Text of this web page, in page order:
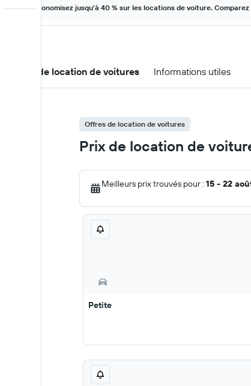
Économisez jusqu'à 40 % sur les locations de voiture.
Offres de location de voitures Informations utiles
Offres de location de voitures
Prix de location de
Meilleurs prix trouvés pour : 15 - 22
Petite